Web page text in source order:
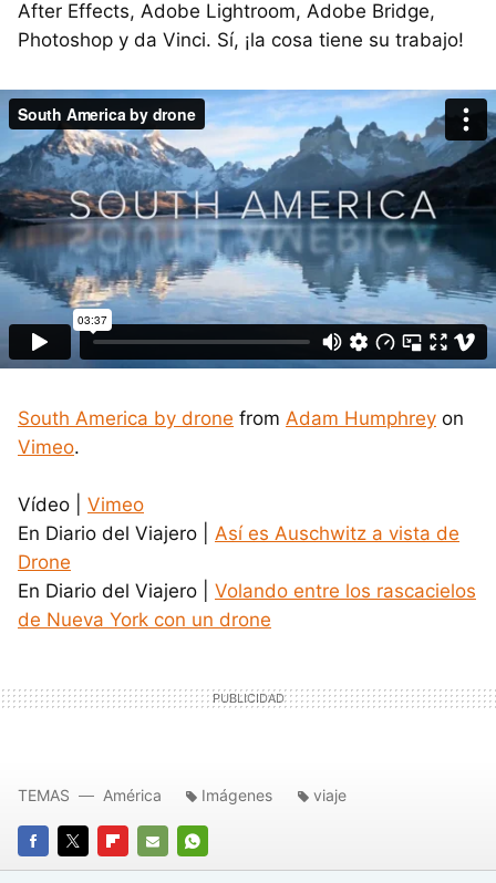
After Effects, Adobe Lightroom, Adobe Bridge,
Photoshop y da Vinci. Sí, ¡la cosa tiene su trabajo!
South America by drone from Adam Humphrey on
Vimeo.
Vídeo | Vimeo
En Diario del Viajero | Así es Auschwitz a vista de
Drone
En Diario del Viajero | Volando entre los rascacielos
de Nueva York con un drone
FACEBOOK
TWITTERFLIPBOARD
E-
WHATSAPP
TEMAS América Imágenes viaje